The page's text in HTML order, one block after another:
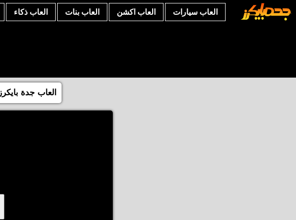
العاب سيارات العاب اكشن العاب بنات العاب ذكاء
العاب جدة بايكرز